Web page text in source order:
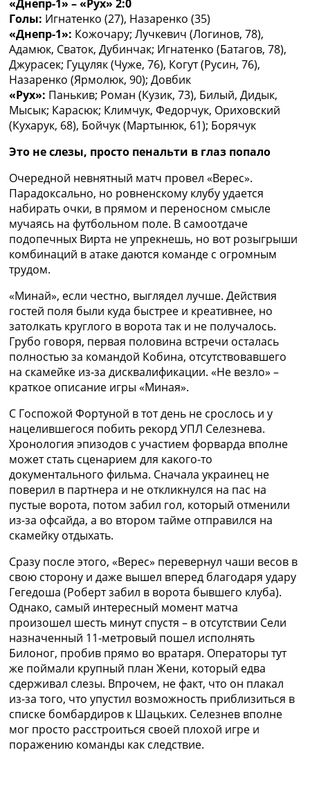
«Днепр-1» – «Рух» 2:0
Голы: Игнатенко (27), Назаренко (35)
«Днепр-1»: Кожочару; Лучкевич (Логинов, 78),
Адамюк, Сваток, Дубинчак; Игнатенко (Батагов, 78),
Джурасек; Гуцуляк (Чуже, 76), Когут (Русин, 76),
Назаренко (Ярмолюк, 90); Довбик
«Рух»: Панькив; Роман (Кузик, 73), Билый, Дидык,
Мысык; Карасюк; Климчук, Федорчук, Ориховский
(Кухарук, 68), Бойчук (Мартынюк, 61); Борячук
Это не слезы, просто пенальти в глаз попало
Очередной невнятный матч провел «Верес».
Парадоксально, но ровненскому клубу удается
набирать очки, в прямом и переносном смысле
мучаясь на футбольном поле. В самоотдаче
подопечных Вирта не упрекнешь, но вот розыгрыши
комбинаций в атаке даются команде с огромным
трудом.
«Минай», если честно, выглядел лучше. Действия
гостей поля были куда быстрее и креативнее, но
затолкать круглого в ворота так и не получалось.
Грубо говоря, первая половина встречи осталась
полностью за командой Кобина, отсутствовавшего
на скамейке из-за дисквалификации. «Не везло» –
краткое описание игры «Миная».
С Госпожой Фортуной в тот день не срослось и у
нацелившегося побить рекорд УПЛ Селезнева.
Хронология эпизодов с участием форварда вполне
может стать сценарием для какого-то
документального фильма. Сначала украинец не
поверил в партнера и не откликнулся на пас на
пустые ворота, потом забил гол, который отменили
из-за офсайда, а во втором тайме отправился на
скамейку отдыхать.
Сразу после этого, «Верес» перевернул чаши весов в
свою сторону и даже вышел вперед благодаря удару
Гегедоша (Роберт забил в ворота бывшего клуба).
Однако, самый интересный момент матча
произошел шесть минут спустя – в отсутствии Сели
назначенный 11-метровый пошел исполнять
Билоног, пробив прямо во вратаря. Операторы тут
же поймали крупный план Жени, который едва
сдерживал слезы. Впрочем, не факт, что он плакал
из-за того, что упустил возможность приблизиться в
списке бомбардиров к Шацьких. Селезнев вполне
мог просто расстроиться своей плохой игре и
поражению команды как следствие.